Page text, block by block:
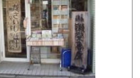
600円 大分県
600円 鹿児島県
600円